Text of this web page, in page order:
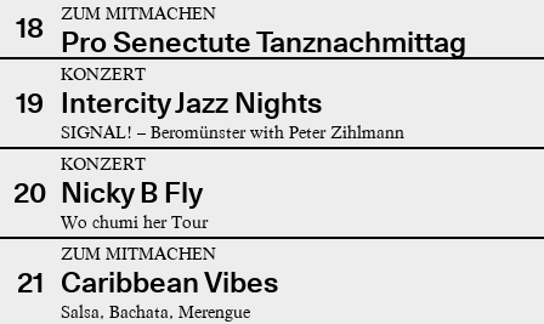
18 ZUM MITMACHEN
Pro Senectute Tanznachmittag
19
KONZERT
Intercity Jazz Nights
SIGNAL! – Beromünster with Peter Zihlmann
20
KONZERT
Nicky B Fly
Wo chumi her Tour
21
ZUM MITMACHEN
Caribbean Vibes
Salsa, Bachata, Merengue